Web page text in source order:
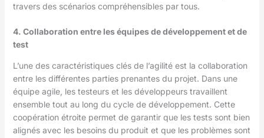
travers des scénarios compréhensibles par tous.
4. Collaboration entre les équipes de développement et de
test
L’une des caractéristiques clés de l’agilité est la collaboration
entre les différentes parties prenantes du projet. Dans une
équipe agile, les testeurs et les développeurs travaillent
ensemble tout au long du cycle de développement. Cette
coopération étroite permet de garantir que les tests sont bien
alignés avec les besoins du produit et que les problèmes sont